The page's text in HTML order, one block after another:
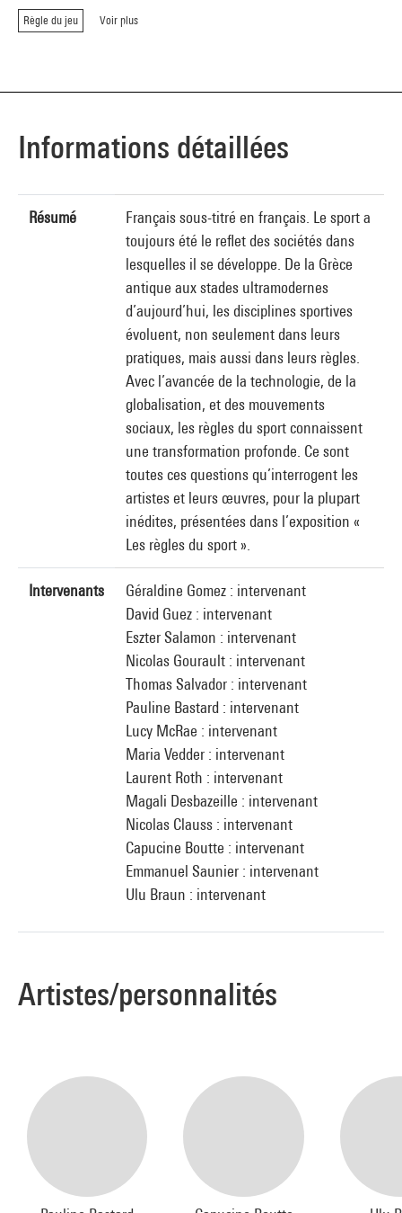
Règle du jeu Voir plus
Informations détaillées
Résumé
Français sous-titré en français. Le sport a
toujours été le reflet des sociétés dans
lesquelles il se développe. De la Grèce
antique aux stades ultramodernes
d’aujourd’hui, les disciplines sportives
évoluent, non seulement dans leurs
pratiques, mais aussi dans leurs règles.
Avec l’avancée de la technologie, de la
globalisation, et des mouvements
sociaux, les règles du sport connaissent
une transformation profonde. Ce sont
toutes ces questions qu’interrogent les
artistes et leurs œuvres, pour la plupart
inédites, présentées dans l’exposition «
Les règles du sport ».
Intervenants
Géraldine Gomez : intervenant
David Guez : intervenant
Eszter Salamon : intervenant
Nicolas Gourault : intervenant
Thomas Salvador : intervenant
Pauline Bastard : intervenant
Lucy McRae : intervenant
Maria Vedder : intervenant
Laurent Roth : intervenant
Magali Desbazeille : intervenant
Nicolas Clauss : intervenant
Capucine Boutte : intervenant
Emmanuel Saunier : intervenant
Ulu Braun : intervenant
Artistes/personnalités